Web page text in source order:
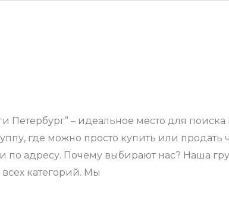
Петербург” – идеальное место для
где можно просто купить или продать
по адресу. Почему выбирают нас? Наша
категорий. Мы